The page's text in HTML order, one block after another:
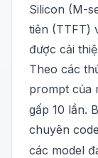
Silicon (M-
tiên (TTFT)
được cải
Theo các
prompt của
gấp 10 lần.
chuyên
các model